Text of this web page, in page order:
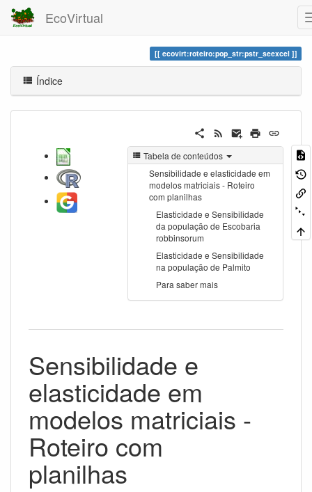
EcoVirtual
ecovirt:roteiro:pop_str:pstr_seexcel
Índice
Tabela de conteúdos
Sensibilidade e elasticidade em
modelos matriciais - Roteiro
com planilhas
Elasticidade e Sensibilidade
da população de Escobaria
robbinsorum
Elasticidade e Sensibilidade
na população de Palmito
Para saber mais
Sensibilidade e
elasticidade em
modelos matriciais -
Roteiro com
planilhas